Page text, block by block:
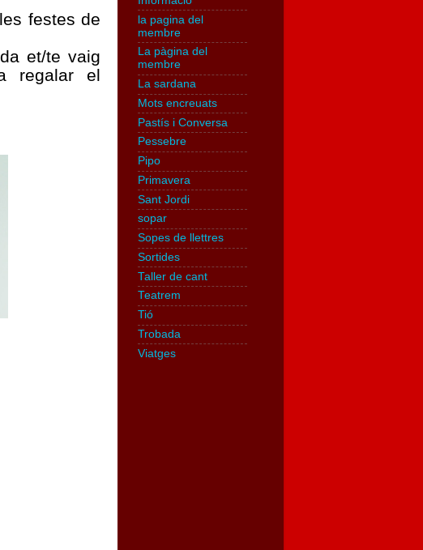
festes de
et/te vaig
regalar el
la pagina del
membre
La pàgina del
membre
La sardana
Mots encreuats
Pastís i Conversa
Pessebre
Pipo
Primavera
Sant Jordi
sopar
Sopes de llettres
Sortides
Taller de cant
Teatrem
Tió
Trobada
Viatges